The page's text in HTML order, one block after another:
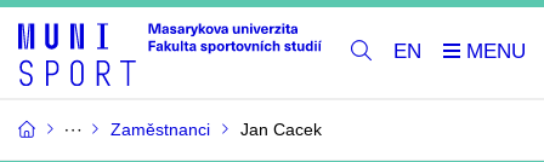
EN
Zaměstnanci Jan Cacek